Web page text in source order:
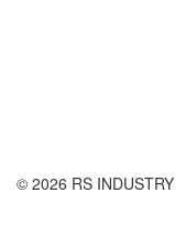
© 2026 RS INDUSTRY